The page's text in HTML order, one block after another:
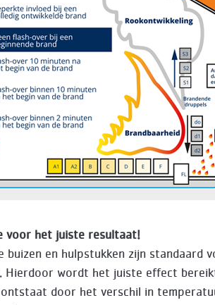
voor het juiste resultaat!
buizen en hulpstukken zijn standaard
Hierdoor wordt het juiste effect
door het verschil in